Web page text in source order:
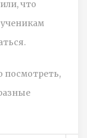
что
посмотреть,